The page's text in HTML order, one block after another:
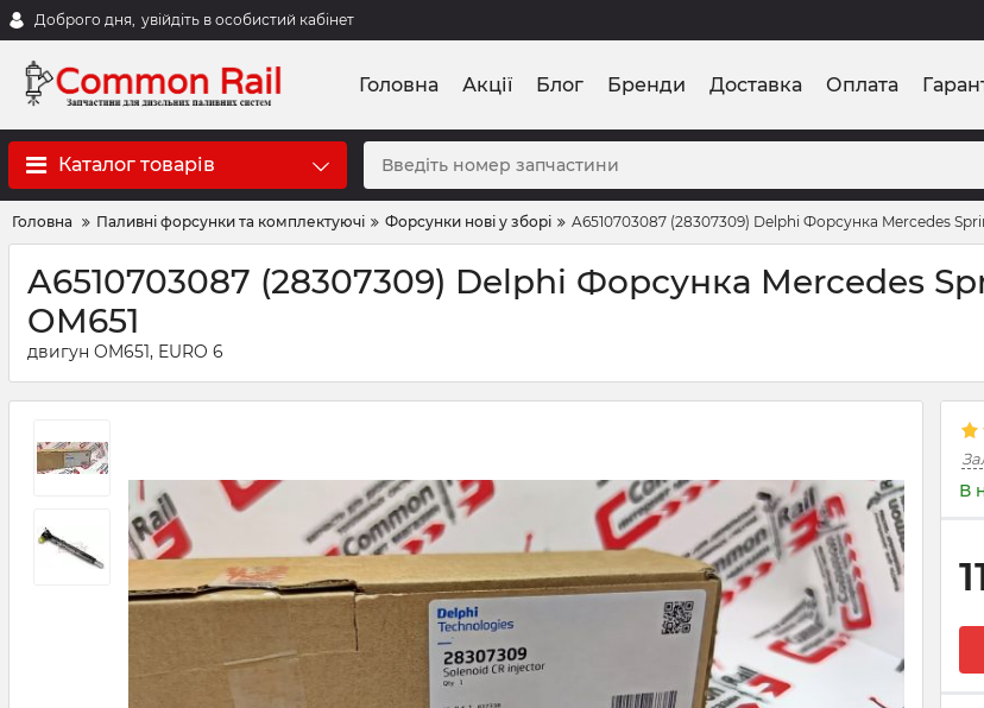
Доброго дня, увійдіть в особистий кабінет
Головна Акції Блог Бренди Доставка Оплата
Каталог товарів
Головна Паливні форсунки та комплектуючі Форсунки нові у зборі A6510703087 (28307309) Delphi Форсунка Mercedes
A6510703087 (28307309) Delphi Форсунка Mercedes
OM651
двигун OM651, EURO 6
В